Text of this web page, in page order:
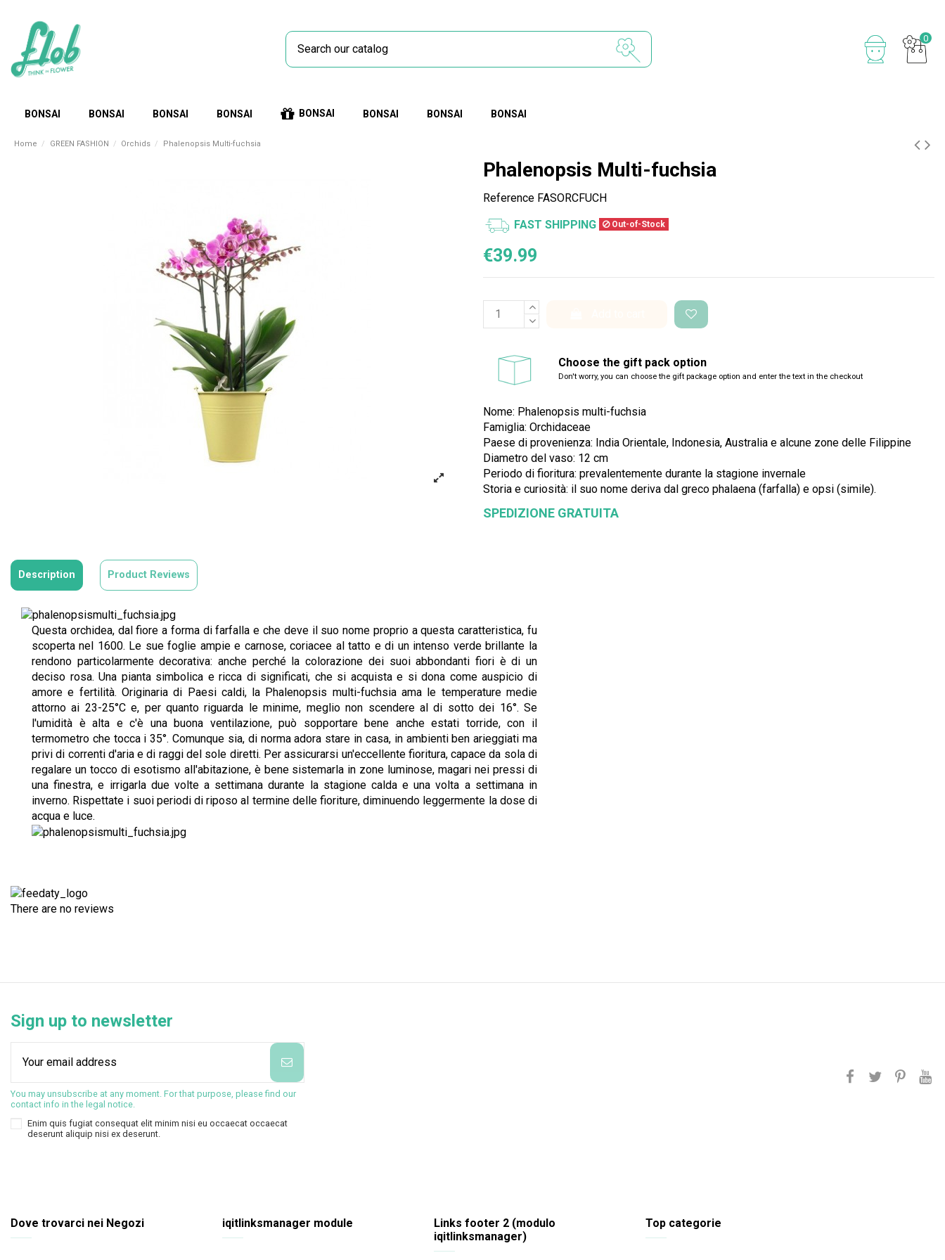
0
BONSAI BONSAI BONSAI BONSAI BONSAI BONSAI BONSAI BONSAI
Home GREEN FASHION Orchids Phalenopsis Multi-fuchsia
Phalenopsis Multi-fuchsia
Reference FASORCFUCH
FAST SHIPPING Out-of-Stock
€39.99
Choose the gift pack option
Don't worry, you can choose the gift package option and enter the text in the checkout
Nome: Phalenopsis multi-fuchsia
Famiglia: Orchidaceae
Paese di provenienza: India Orientale, Indonesia, Australia e alcune zone delle Filippine
Diametro del vaso: 12 cm
Periodo di fioritura: prevalentemente durante la stagione invernale
Storia e curiosità: il suo nome deriva dal greco phalaena (farfalla) e opsi (simile).
SPEDIZIONE GRATUITA
Description Product Reviews
Questa orchidea, dal fiore a forma di farfalla e che deve il suo nome proprio a questa caratteristica, fu
scoperta nel 1600. Le sue foglie ampie e carnose, coriacee al tatto e di un intenso verde brillante la
rendono particolarmente decorativa: anche perché la colorazione dei suoi abbondanti fiori è di un
deciso rosa. Una pianta simbolica e ricca di significati, che si acquista e si dona come auspicio di
amore e fertilità. Originaria di Paesi caldi, la Phalenopsis multi-fuchsia ama le temperature medie
attorno ai 23-25°C e, per quanto riguarda le minime, meglio non scendere al di sotto dei 16°. Se
l'umidità è alta e c'è una buona ventilazione, può sopportare bene anche estati torride, con il
termometro che tocca i 35°. Comunque sia, di norma adora stare in casa, in ambienti ben arieggiati ma
privi di correnti d'aria e di raggi del sole diretti. Per assicurarsi un'eccellente fioritura, capace da sola di
regalare un tocco di esotismo all'abitazione, è bene sistemarla in zone luminose, magari nei pressi di
una finestra, e irrigarla due volte a settimana durante la stagione calda e una volta a settimana in
inverno. Rispettate i suoi periodi di riposo al termine delle fioriture, diminuendo leggermente la dose di
acqua e luce.
There are no reviews
Sign up to newsletter
You may unsubscribe at any moment. For that purpose, please find our
contact info in the legal notice.
Enim quis fugiat consequat elit minim nisi eu occaecat occaecat
deserunt aliquip nisi ex deserunt.
Dove trovarci nei Negozi iqitlinksmanager module
Links footer 2 (modulo
iqitlinksmanager)
Top categorie